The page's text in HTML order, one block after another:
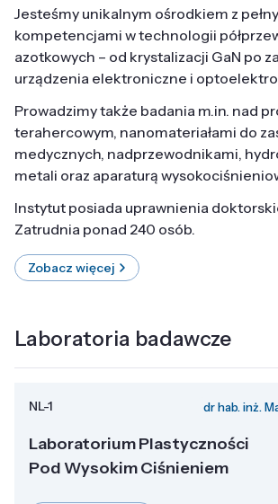
Jesteśmy unikalnym ośrodkiem z
kompetencjami w technologii
azotkowych – od krystalizacji GaN po
urządzenia elektroniczne i
Prowadzimy także badania m.in. nad
terahercowym, nanomateriałami do
medycznych, nadprzewodnikami,
metali oraz aparaturą
Instytut posiada uprawnienia
Zatrudnia ponad 240 osób.
Zobacz więcej
Laboratoria badawcze
NL-1 dr hab. inż.
Laboratorium Plastyczności
Pod Wysokim Ciśnieniem